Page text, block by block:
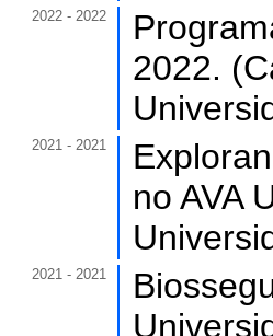
2022 - 2022
2022.
2021 - 2021
no AVA
2021 - 2021